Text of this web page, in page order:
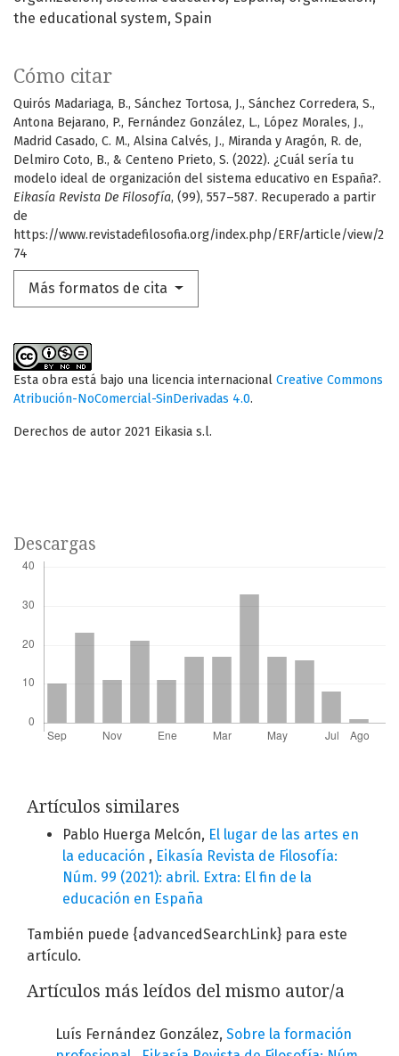
the educational system Spain
Cómo citar
Quirós Madariaga, B., Sánchez Tortosa, J., Sánchez Corredera, S.,
Antona Bejarano, P., Fernández González, L., López Morales, J.,
Madrid Casado, C. M., Alsina Calvés, J., Miranda y Aragón, R. de,
Delmiro Coto, B., & Centeno Prieto, S. (2022). ¿Cuál sería tu
modelo ideal de organización del sistema educativo en España?.
Eikasía Revista De Filosofía, (99), 557–587. Recuperado a partir
de
https://www.revistadefilosofia.org/index.php/ERF/article/view/2
74
Más formatos de cita
Esta obra está bajo una licencia internacional Creative Commons
Atribución-NoComercial-SinDerivadas 4.0.
Derechos de autor 2021 Eikasia s.l.
Descargas
Artículos similares
Pablo Huerga Melcón, El lugar de las artes en
la educación , Eikasía Revista de Filosofía:
Núm. 99 (2021): abril. Extra: El fin de la
educación en España
También puede {advancedSearchLink} para este
artículo.
Artículos más leídos del mismo autor/a
Luís Fernández González, Sobre la formación